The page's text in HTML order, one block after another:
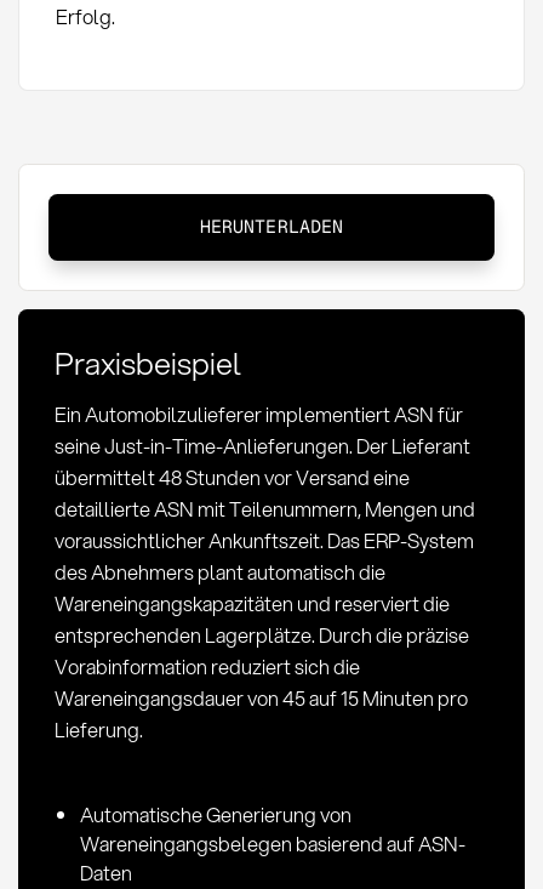
Erfolg.
Advance
Shipping
Notice
(ASN):
und
Anwendung
im
Einkauf
HERUNTERLADEN
Praxisbeispiel
Ein Automobilzulieferer implementiert ASN für
seine Just-in-Time-Anlieferungen. Der Lieferant
übermittelt 48 Stunden vor Versand eine
detaillierte ASN mit Teilenummern, Mengen und
voraussichtlicher Ankunftszeit. Das ERP-System
des Abnehmers plant automatisch die
Wareneingangskapazitäten und reserviert die
entsprechenden Lagerplätze. Durch die präzise
Vorabinformation reduziert sich die
Wareneingangsdauer von 45 auf 15 Minuten pro
Lieferung.
Automatische Generierung von
Wareneingangsbelegen basierend auf ASN-
Daten